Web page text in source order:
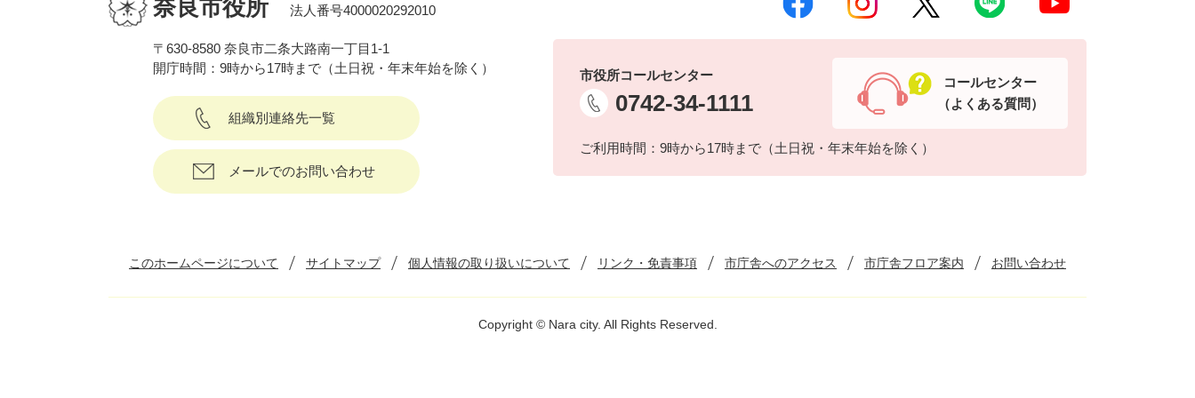
奈良市役所 法人番号4000020292010
〒630-8580 奈良市二条大路南一丁目1-1
開庁時間：9時から17時まで（土日祝・年末年始を除く）
組織別連絡先一覧
メールでのお問い合わせ
市役所コールセンター
0742-34-1111
ご利用時間：9時から17時まで（土日祝・年末年始を除く）
コールセンター
（よくある質問）
このホームページについて サイトマップ 個人情報の取り扱いについて リンク・免責事項 市庁舎へのアクセス 市庁舎フロア案内 お問い合わせ
Copyright © Nara city. All Rights Reserved.